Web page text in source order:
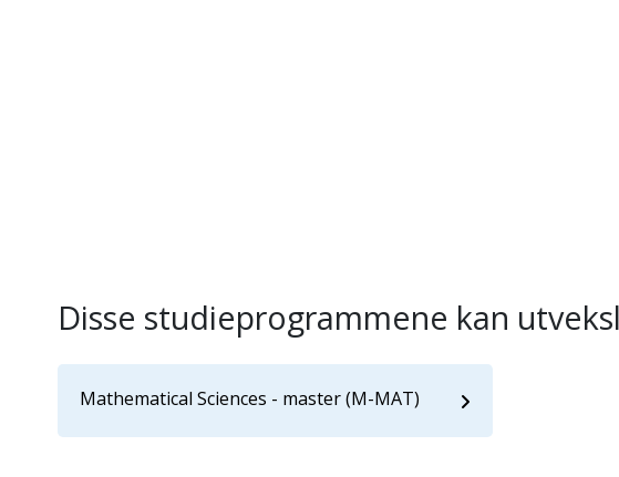
Disse studieprogrammene kan
Mathematical Sciences - master (M-MAT)